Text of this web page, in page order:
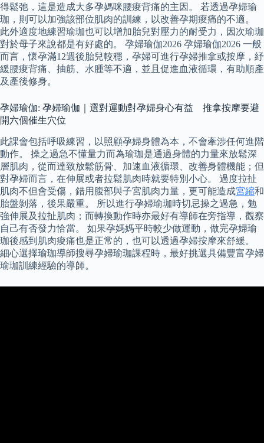
得鬆弛，這是造成大多孕媽咪腰痠背痛的主因。 若透過孕婦瑜
珈，則可以加強該部位肌肉的訓練，以改善孕期痠痛的不適。
此外適度地練習瑜珈也可以增加胎兒對壓力的耐受力，因次瑜珈
對於母子來說都是有好處的。 孕婦瑜伽2026 孕婦瑜伽2026 一般
而言，懷孕滿12週後胎兒較穩，孕婦可進行孕婦推拿或按摩，紓
緩腰痠背痛、抽筋、水腫等不適，並且促進血液循環，有助順產
及產後修身。
孕婦瑜伽: 孕婦瑜伽｜選對運動對孕婦身心有益 推拿按摩要避
開六個催生穴位
此課會包括呼吸練習，以照顧孕婦身體為本，不會牽涉任何進階
動作。 操之過急不懂量力而為瑜珈是通過身體的力量來放鬆深
層肌肉，從而達致放鬆筋骨、加速血液循環、改善身體機能；但
對孕婦而言，在伸展或者拉鬆肌肉時就要特別小心。 過度拉扯
肌肉不但會受傷，錯用腹部與子宮肌肉力量，更可能造成宮縮和
胎盤剝落，後果嚴重。 所以進行孕婦瑜珈時切忌操之過急，勉
強伸展及拉扯肌肉；而轉換動作時亦最好有導師在旁指導，觀察
自己有否發力恰當。 如果孕媽媽平時較少做運動，做完孕婦瑜
珈後感到肌肉痠痛也是正常的，也可以透過孕婦按摩來舒緩。
細心選擇瑜珈導師搜尋孕婦瑜珈課程時，最好挑選具備豐富孕婦
瑜珈訓練經驗的導師。